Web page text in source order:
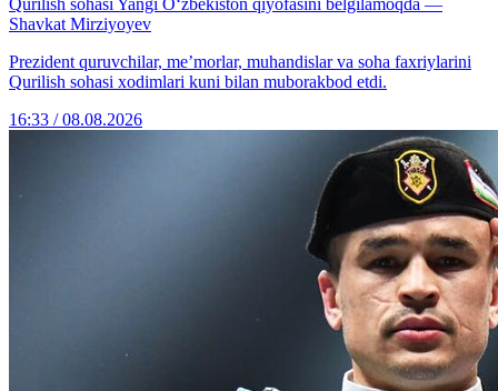
Qurilish sohasi Yangi O‘zbekiston qiyofasini belgilamoqda —
Shavkat Mirziyoyev
Prezident quruvchilar, me’morlar, muhandislar va soha faxriylarini
Qurilish sohasi xodimlari kuni bilan muborakbod etdi.
16:33 / 08.08.2026